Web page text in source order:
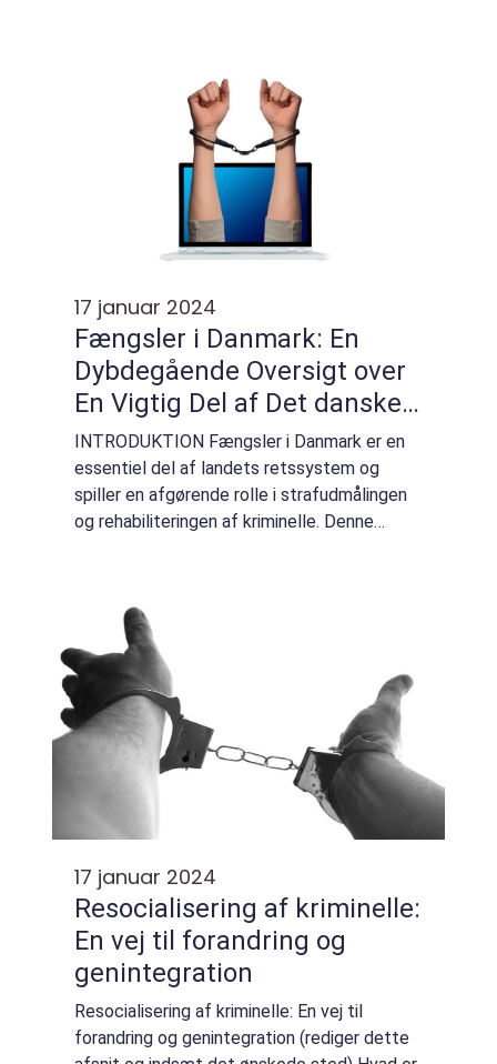
17 januar 2024
Fængsler i Danmark: En
Dybdegående Oversigt over
En Vigtig Del af Det danske
Retsvæsen
INTRODUKTION Fængsler i Danmark er en
essentiel del af landets retssystem og
spiller en afgørende rolle i strafudmålingen
og rehabiliteringen af kriminelle. Denne
17 januar 2024
Resocialisering af kriminelle:
En vej til forandring og
genintegration
Resocialisering af kriminelle: En vej til
forandring og genintegration (rediger dette